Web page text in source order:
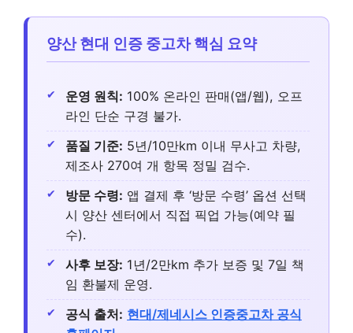
양산 현대 인증 중고차 핵심 요약
운영 원칙: 100% 온라인 판매(앱/웹), 오프
라인 단순 구경 불가.
품질 기준: 5년/10만km 이내 무사고 차량,
제조사 270여 개 항목 정밀 검수.
방문 수령: 앱 결제 후 ‘방문 수령’ 옵션 선택
시 양산 센터에서 직접 픽업 가능(예약 필
수).
사후 보장: 1년/2만km 추가 보증 및 7일 책
임 환불제 운영.
공식 출처: 현대/제네시스 인증중고차 공식